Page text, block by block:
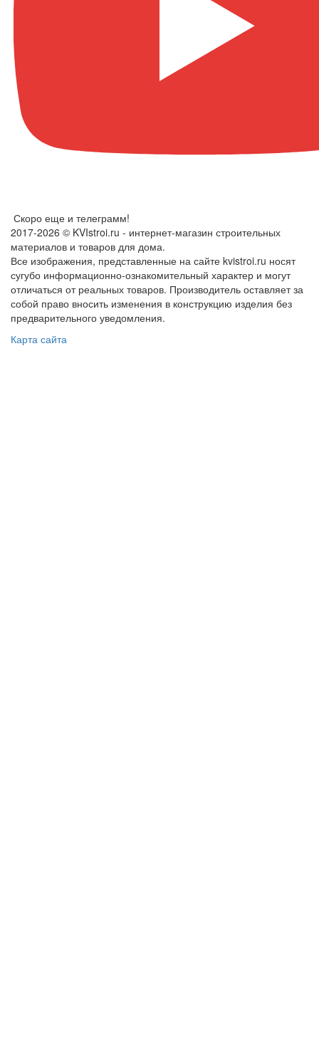
Скоро еще и телеграмм!
2017-2026 © KVIstroi.ru - интернет-магазин строительных
материалов и товаров для дома.
Все изображения, представленные на сайте kvistroi.ru носят
сугубо информационно-ознакомительный характер и могут
отличаться от реальных товаров. Производитель оставляет за
собой право вносить изменения в конструкцию изделия без
предварительного уведомления.
Карта сайта